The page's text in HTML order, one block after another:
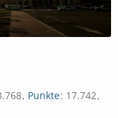
Punkte 17.742